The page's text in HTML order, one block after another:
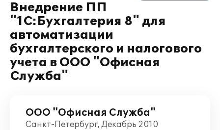
Внедрение ПП
"1С:Бухгалтерия 8" для
автоматизации
бухгалтерского и налогового
учета в ООО "Офисная
Служба"
ООО "Офисная Служба"
Санкт-Петербург, Декабрь 2010